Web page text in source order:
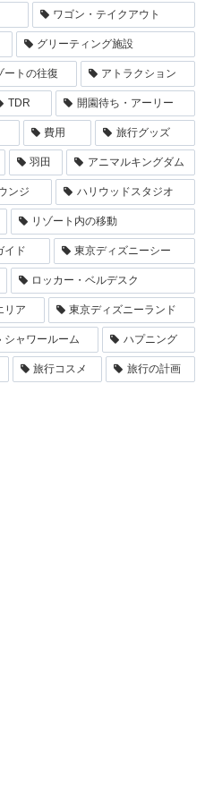
ワゴン・テイクアウト
グリーティング施設
トの往復 アトラクション
TDR 開園待ち・アーリー
費用 旅行グッズ
羽田 アニマルキングダム
ンジ ハリウッドスタジオ
リゾート内の移動
イド 東京ディズニーシー
ロッカー・ベルデスク
リア 東京ディズニーランド
シャワールーム ハプニング
旅行コスメ 旅行の計画